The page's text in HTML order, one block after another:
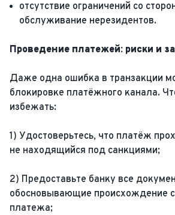
отсутствие ограничений со
обслуживание нерезидентов.
Проведение платежей: риски и
Даже одна ошибка в транзакции
блокировке платёжного канала.
избежать:
1) Удостоверьтесь, что платёж
не находящийся под санкциями;
2) Предоставьте банку все
обосновывающие происхождение
платежа;